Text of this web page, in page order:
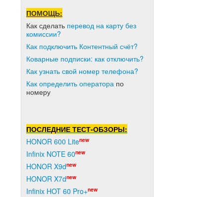
ПОМОЩЬ:
Как сделать перевод на карту без
комиссии?
Как подключить Контентный счёт?
Коварные подписки: как отключить?
Как узнать свой номер телефона?
Как определить оператора по
номеру
ПОСЛЕДНИЕ ТЕСТ-ОБЗОРЫ:
HONOR 600 Litenew
Infinix NOTE 60new
HONOR X9dnew
HONOR X7dnew
Infinix HOT 60 Pro+new